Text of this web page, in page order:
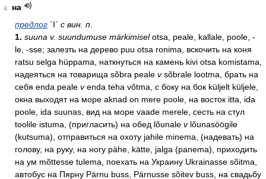
4
на
предлог `I` с вин. п.
1. suuna v. suundumuse märkimiselotsa, peale, kallale, poole, -
le, -sse; залезть на дерево puu otsa ronima, вскочить на коня
ratsu selga hüppama, наткнуться на камень kivi otsa komistama,
надеяться на товарища sõbra peale vsõbrale lootma, брать на
себя enda peale venda teha võtma, с боку на бок küljelt küljele,
окна выходят на море aknad on mere poole, на восток itta, ida
poole, ida suunas, вид на море vaade merele, сесть на стул
toolile istuma, (пригласить) на обед lõunale vlõunasöögile
(kutsuma), отправиться на охоту jahile minema, (надевать) на
голову, на руку, на ногу pähe, kätte, jalga (panema), приходить
на ум mõttesse tulema, поехать на Украину Ukrainasse sõitma,
автобус на Пярну Pärnu buss, Pärnusse sõitev buss, на свадьбу